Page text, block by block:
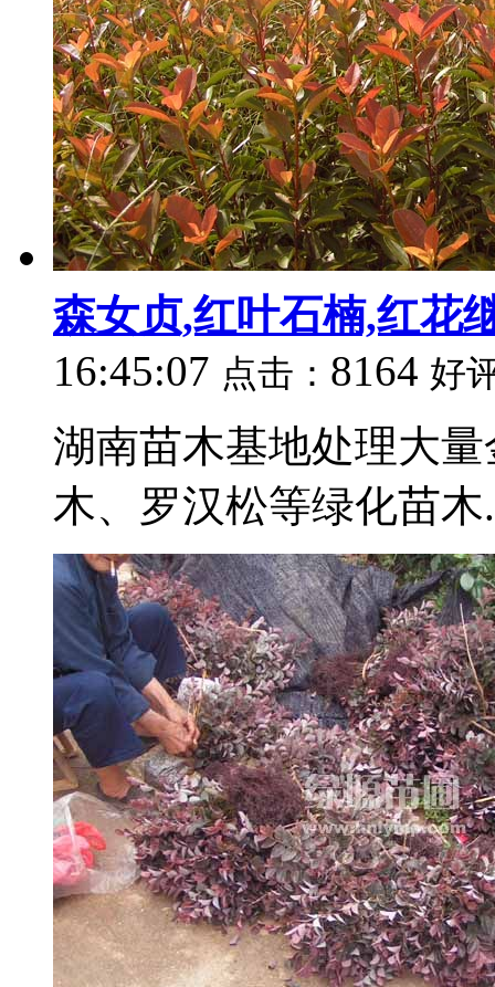
森女贞,红叶石楠,红花
16:45:07 点击： 8164 好
湖南苗木基地处理大
木、罗汉松等绿化苗木